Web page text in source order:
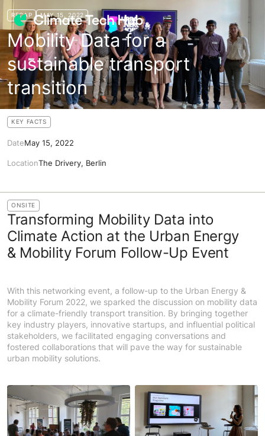
RECAP MAY 15, 2022
Mobility Data for a
sustainable transport
transition
KEY FACTS
DateMay 15, 2022
LocationThe Drivery, Berlin
ONSITE
Transforming Mobility Data into
Climate Action at the Urban Energy
& Mobility Forum Follow-Up Event
With this networking event, a follow-up to the Urban Energy &
Mobility Forum 2022, we sparked the discussion on mobility data
for a climate-friendly transport transition. By bringing together
key industry players, innovative startups, and influential political
stakeholders, we facilitated engaging conversations and
fostered collaborations that will pave the way for sustainable
urban mobility solutions.